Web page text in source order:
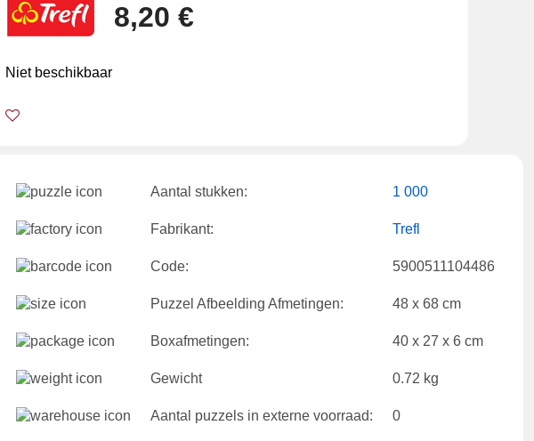
8,20 €
Niet beschikbaar
Aantal stukken: 1 000
Fabrikant: Trefl
Code: 5900511104486
Puzzel Afbeelding Afmetingen: 48 x 68 cm
Boxafmetingen: 40 x 27 x 6 cm
Gewicht 0.72 kg
Aantal puzzels in externe voorraad: 0